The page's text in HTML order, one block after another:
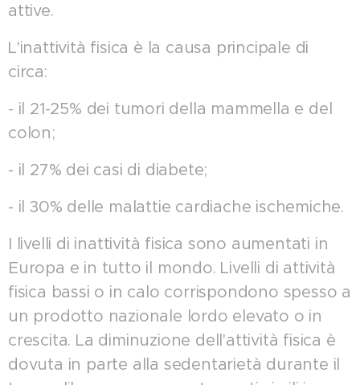
attive.
L'inattività fisica è la causa principale di
circa:
- il 21-25% dei tumori della mammella e del
colon;
- il 27% dei casi di diabete;
- il 30% delle malattie cardiache ischemiche.
I livelli di inattività fisica sono aumentati in
Europa e in tutto il mondo. Livelli di attività
fisica bassi o in calo corrispondono spesso a
un prodotto nazionale lordo elevato o in
crescita. La diminuzione dell'attività fisica è
dovuta in parte alla sedentarietà durante il